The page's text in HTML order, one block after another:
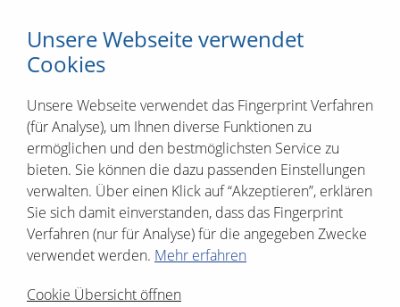
Schweißen
Schulung: MAG
Lehrgang
Unsere Webseite verwendet
Cookies
Unsere Webseite verwendet das Fingerprint Verfahren
(für Analyse), um Ihnen diverse Funktionen zu
ermöglichen und den bestmöglichsten Service zu
bieten. Sie können die dazu passenden Einstellungen
verwalten. Über einen Klick auf “Akzeptieren”, erklären
Sie sich damit einverstanden, dass das Fingerprint
Verfahren (nur für Analyse) für die angegeben Zwecke
verwendet werden. Mehr erfahren
Cookie Übersicht öffnen